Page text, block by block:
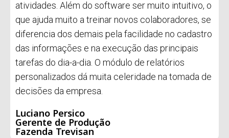
atividades. Além do software ser muito intuitivo, o
que ajuda muito a treinar novos colaboradores, se
diferencia dos demais pela facilidade no cadastro
das informações e na execução das principais
tarefas do dia-a-dia. O módulo de relatórios
personalizados dá muita celeridade na tomada de
decisões da empresa.
Luciano Persico
Gerente de Produção
Fazenda Trevisan